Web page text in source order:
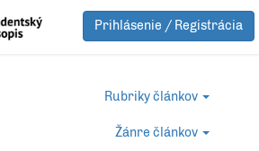
Prihlásenie / Registrácia
Rubriky článkov
Žánre článkov